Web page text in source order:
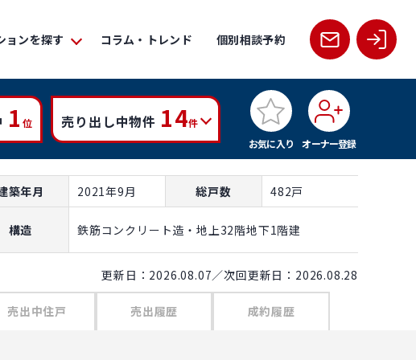
ョンを探す コラム・トレンド 個別相談予約
1 位 売り出し中物件 14件
お気に入り
オーナー登録
築年月 2021年9月 総戸数 482戸
構造 鉄筋コンクリート造・地上32階地下1階建
更新日：2026.08.07／次回更新日：2026.08.28
売出中住戸 売出履歴 成約履歴
2LDK
55C
2LDK
60B
2LDK
65D
65E
68.37m²
40C
40.18m²
40F
40.79m²
65E
3LDK
40C
1LDK
68.37m²
3LDK
40.18m²
40.79m²